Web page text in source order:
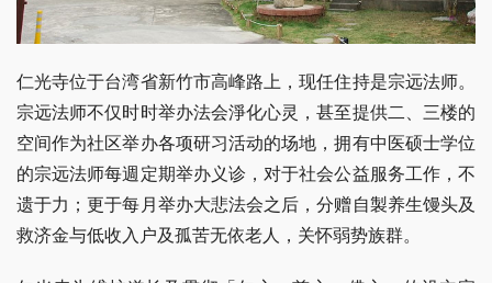
仁光寺位于台湾省新竹市高峰路上，现任住持是宗远法师。
宗远法师不仅时时举办法会淨化心灵，甚至提供二、三楼的
空间作为社区举办各项研习活动的场地，拥有中医硕士学位
的宗远法师每週定期举办义诊，对于社会公益服务工作，不
遗于力；更于每月举办大悲法会之后，分赠自製养生馒头及
救济金与低收入户及孤苦无依老人，关怀弱势族群。